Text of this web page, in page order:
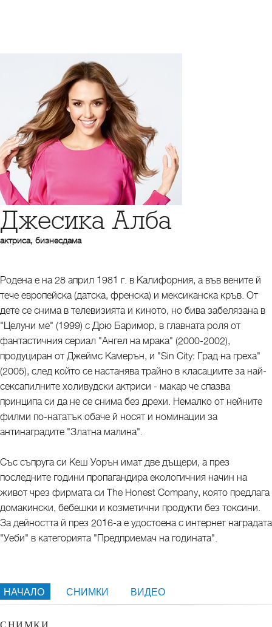
Джесика Алба
актриса, бизнесдама
Родена е на 28 април 1981 г. в Калифорния, а във вените й
тече европейска (датска, френска) и мексиканска кръв. От
дете се снима в телевизията и киното, но бива забелязана в
"Целуни ме" (1999) с Дрю Баримор, в главната роля от
фантастичния сериал "Ангел на мрака" (2000-2002),
продуциран от Джеймс Камерън, и "Sin City: Град на греха"
(2005), след който се настанява трайно в класациите за най-
сексапилните холивудски актриси - макар че спазва
принципа си да не се снима без дрехи. Немалко от нейните
филми по-нататък обаче й носят и номинации за
антинаградите "Златна малина".
Със съпруга си Кеш Уорън имат две дъщери, а през
последните години пропагандира екологичния начин на
живот чрез фирмата си The Honest Company, която предлага
домакински, бебешки и козметични продукти без токсини.
За дейността й през 2016-а е удостоена с интернет наградата
"Уеби" в категорията "Предприемач на годината".
НАЧАЛО СНИМКИ ВИДЕО
СНИМКИ